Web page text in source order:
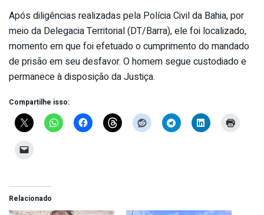
Após diligências realizadas pela Polícia Civil da Bahia, por
meio da Delegacia Territorial (DT/Barra), ele foi localizado,
momento em que foi efetuado o cumprimento do mandado
de prisão em seu desfavor. O homem segue custodiado e
permanece à disposição da Justiça.
Compartilhe isso:
Relacionado